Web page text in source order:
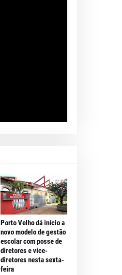
Porto Velho dá início a
novo modelo de gestão
escolar com posse de
diretores e vice-
diretores nesta sexta-
feira